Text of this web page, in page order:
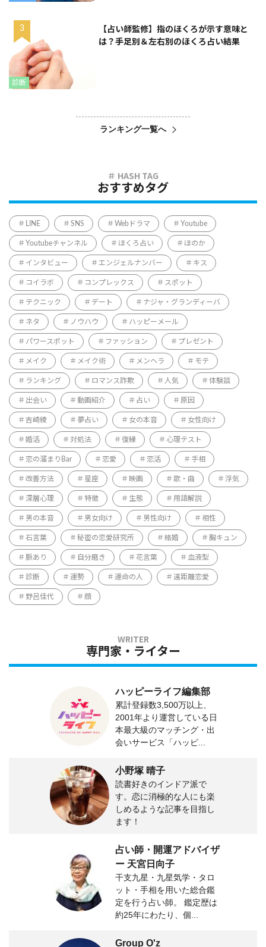
診断
【占い師監修】指のほくろが示す意味と
は？手足別＆左右別のほくろ占い結果
ランキング一覧へ
おすすめタグ
LINE SNS Webドラマ Youtube
Youtubeチャンネル ほくろ占い ほのか
インタビュー エンジェルナンバー キス
コイラボ コンプレックス スポット
テクニック デート ナジャ・グランディーバ
ネタ ノウハウ ハッピーメール
パワースポット ファッション プレゼント
メイク メイク術 メンヘラ モテ
ランキング ロマンス詐欺 人気 体験談
出会い 動画紹介 占い 原因
吉崎綾 夢占い 女の本音 女性向け
婚活 対処法 復縁 心理テスト
恋の溜まりBar 恋愛 恋活 手相
改善方法 星座 映画 歌・曲 浮気
深層心理 特徴 生態 用語解説
男の本音 男女向け 男性向け 相性
石言葉 秘密の恋愛研究所 結婚 胸キュン
脈あり 自分磨き 花言葉 血液型
診断 運勢 運命の人 遠距離恋愛
野呂佳代 顔
専門家・ライター
ハッピーライフ編集部
累計登録数3,500万以上、
2001年より運営している日
本最大級のマッチング・出
会いサービス「ハッピ...
小野塚 晴子
読書好きのインドア派で
す。恋に消極的な人にも楽
しめるような記事を目指し
ます！
占い師・開運アドバイザ
ー 天宮日向子
干支九星・九星気学・タロ
ット・手相を用いた総合鑑
定を行う占い師。 鑑定歴は
約25年にわたり、個...
Group O'z